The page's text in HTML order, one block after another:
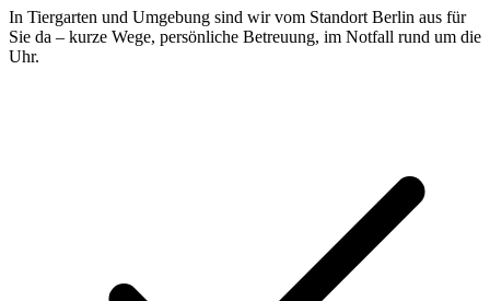
In Tiergarten und Umgebung sind wir vom Standort Berlin aus für
Sie da – kurze Wege, persönliche Betreuung, im Notfall rund um die
Uhr.